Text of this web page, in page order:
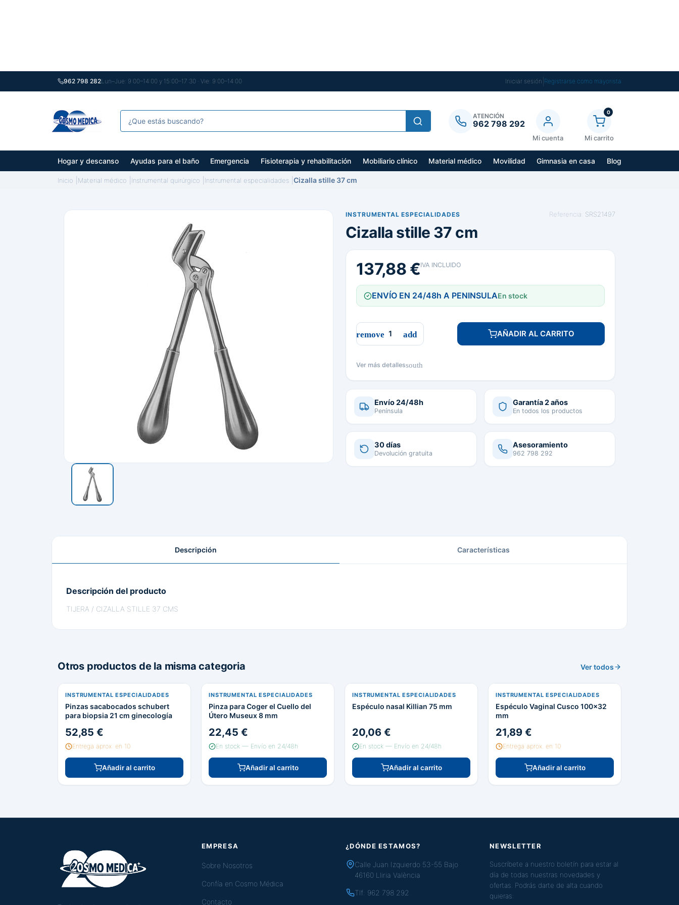
962 798 282Lun–Jue: 9:00–14:00 y 15:00–17:30 · Vie: 9:00–14:00 Iniciar sesión Registrarse como mayorista
ATENCIÓN
962 798 292
Mi cuenta
0
Mi carrito
Hogar y descanso Ayudas para el baño Emergencia Fisioterapia y rehabilitación Mobiliario clínico Material médico Movilidad Gimnasia en casa Blog
Inicio Material médico Instrumental quirúrgico Instrumental especialidades Cizalla stille 37 cm
INSTRUMENTAL ESPECIALIDADES Referencia: SRS21497
Cizalla stille 37 cm
137,88 €IVA INCLUIDO
ENVÍO EN 24/48h A PENINSULAEn stock
AÑADIR AL CARRITO
Ver más detallessouth
Envío 24/48h
Península
Garantía 2 años
En todos los productos
30 días
Devolución gratuita
Asesoramiento
962 798 292
Descripción Características
Descripción del producto
TIJERA / CIZALLA STILLE 37 CMS
Otros productos de la misma categoria Ver todos
INSTRUMENTAL ESPECIALIDADES
Pinzas sacabocados schubert
para biopsia 21 cm ginecología
52,85 €
Entrega aprox. en 10
Añadir al carrito
INSTRUMENTAL ESPECIALIDADES
Pinza para Coger el Cuello del
Útero Museux 8 mm
22,45 €
En stock — Envío en 24/48h
Añadir al carrito
INSTRUMENTAL ESPECIALIDADES
Espéculo nasal Killian 75 mm
20,06 €
En stock — Envío en 24/48h
Añadir al carrito
INSTRUMENTAL ESPECIALIDADES
Espéculo Vaginal Cusco 100x32
mm
21,89 €
Entrega aprox. en 10
Añadir al carrito
EMPRESA
Sobre Nosotros
Confía en Cosmo Médica
Contacto
¿DÓNDE ESTAMOS?
Calle Juan Izquierdo 53-55 Bajo
46160 Lliria València
Tlf: 962 798 292
NEWSLETTER
Suscríbete a nuestro boletín para estar al
día de todas nuestras novedades y
ofertas. Podrás darte de alta cuando
quieras: